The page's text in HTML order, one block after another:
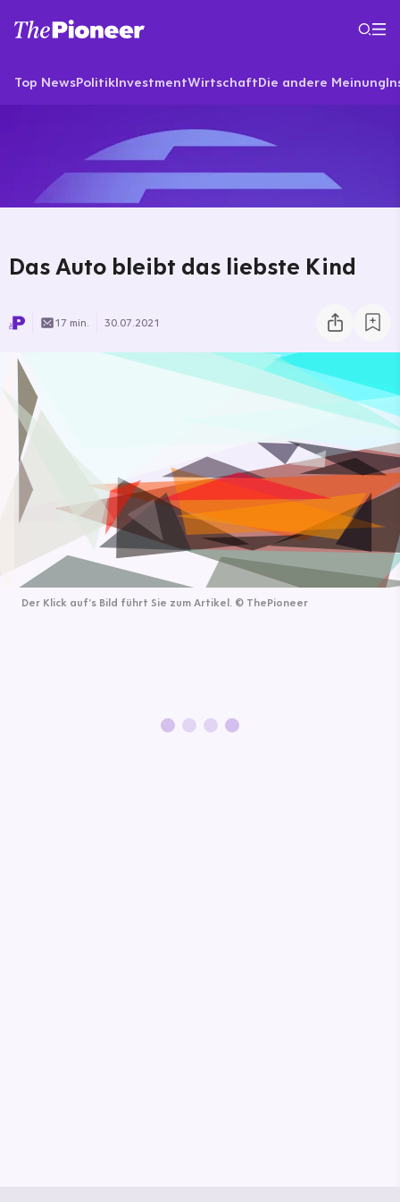
Top NewsPolitikInvestmentWirtschaftDie andere Meinung
Das Auto bleibt das liebste Kind
17 min. 30.07.2021
Der Klick auf's Bild führt Sie zum Artikel. © ThePioneer